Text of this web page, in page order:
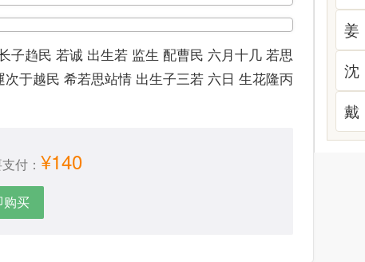
子趋民 若诚 出生若 监生 配曹民 六月十几 若思
于越民 希若思站情 出生子三若 六日 生花隆丙
付： ¥140
购买
姜
沈
戴